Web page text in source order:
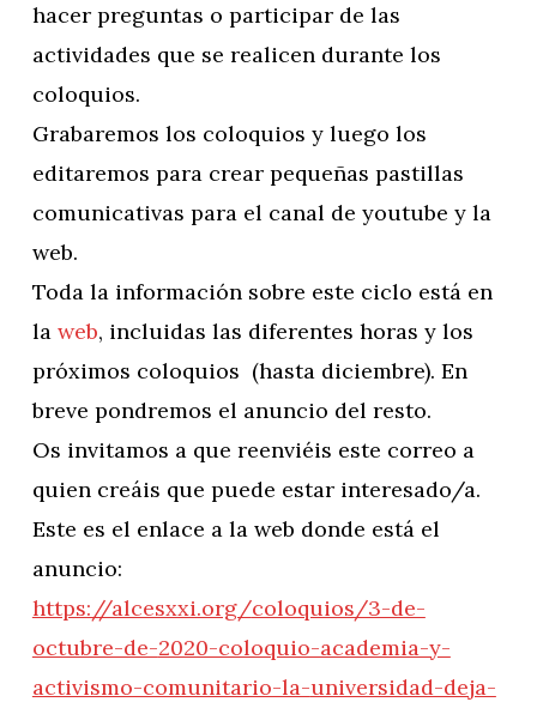
hacer preguntas o participar de las
actividades que se realicen durante los
coloquios.
Grabaremos los coloquios y luego los
editaremos para crear pequeñas pastillas
comunicativas para el canal de youtube y la
web.
Toda la información sobre este ciclo está en
la web, incluidas las diferentes horas y los
próximos coloquios (hasta diciembre). En
breve pondremos el anuncio del resto.
Os invitamos a que reenviéis este correo a
quien creáis que puede estar interesado/a.
Este es el enlace a la web donde está el
anuncio:
https://alcesxxi.org/coloquios/3-de-
octubre-de-2020-coloquio-academia-y-
activismo-comunitario-la-universidad-deja-